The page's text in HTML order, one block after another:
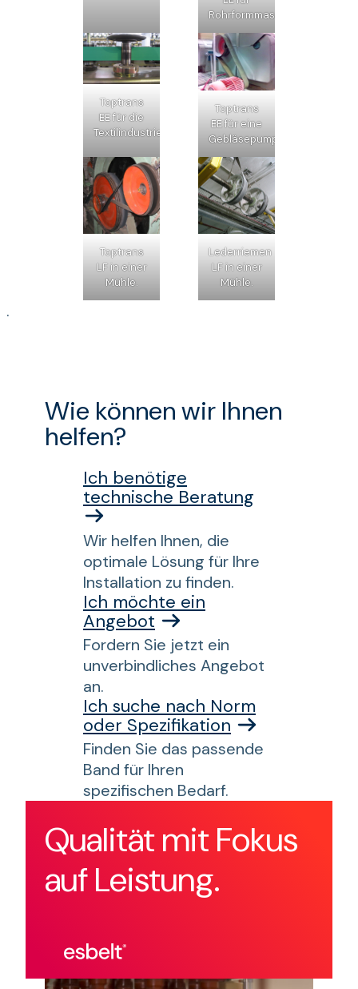
Rohrformmaschinen.
Toptrans
EE für die
Textilindustrie.
Toptrans
EE für eine
Gebläsepumpe.
Toptrans
LF in einer
Mühle.
Lederriemen
LF in einer
Mühle.
.
Wie können wir Ihnen
helfen?
Ich benötige
technische Beratung
Wir helfen Ihnen, die
optimale Lösung für Ihre
Installation zu finden.
Ich möchte ein
Angebot
Fordern Sie jetzt ein
unverbindliches Angebot
an.
Ich suche nach Norm
oder Spezifikation
Finden Sie das passende
Band für Ihren
spezifischen Bedarf.
Qualität mit Fokus
auf Leistung.